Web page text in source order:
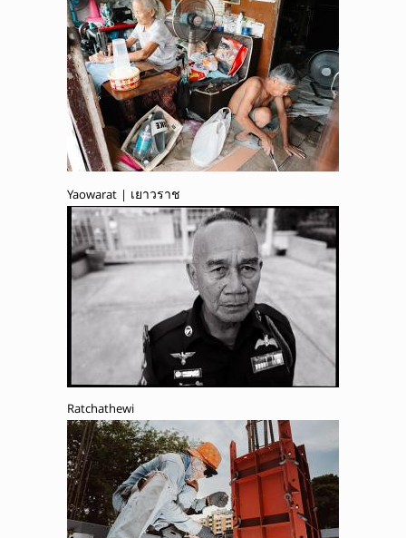
Yaowarat | เยาวราช
Ratchathewi